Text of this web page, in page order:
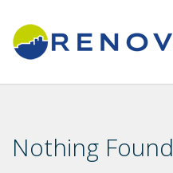
Nothing Found